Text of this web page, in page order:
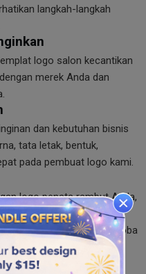
langkah-langkah
logo salon kecantikan
merek Anda dan
dan kebutuhan bisnis
tata letak, bentuk,
pada pembuat logo kami.
logo penata rambut Anda,
Simpan logo dalam
di pembuat logo kami. Coba